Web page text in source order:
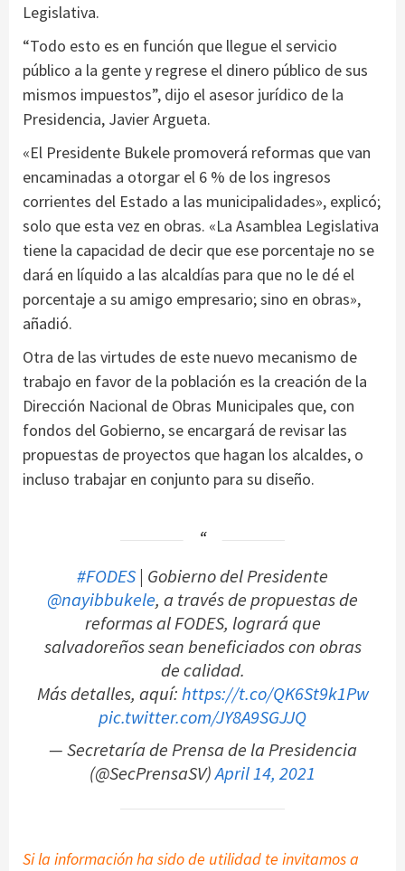
Legislativa.
“Todo esto es en función que llegue el servicio
público a la gente y regrese el dinero público de sus
mismos impuestos”, dijo el asesor jurídico de la
Presidencia, Javier Argueta.
«El Presidente Bukele promoverá reformas que van
encaminadas a otorgar el 6 % de los ingresos
corrientes del Estado a las municipalidades», explicó;
solo que esta vez en obras. «La Asamblea Legislativa
tiene la capacidad de decir que ese porcentaje no se
dará en líquido a las alcaldías para que no le dé el
porcentaje a su amigo empresario; sino en obras»,
añadió.
Otra de las virtudes de este nuevo mecanismo de
trabajo en favor de la población es la creación de la
Dirección Nacional de Obras Municipales que, con
fondos del Gobierno, se encargará de revisar las
propuestas de proyectos que hagan los alcaldes, o
incluso trabajar en conjunto para su diseño.
#FODES | Gobierno del Presidente
@nayibbukele, a través de propuestas de
reformas al FODES, logrará que
salvadoreños sean beneficiados con obras
de calidad.
Más detalles, aquí:https://t.co/QK6St9k1Pw
pic.twitter.com/JY8A9SGJJQ
— Secretaría de Prensa de la Presidencia
(@SecPrensaSV)April 14, 2021
Si la información ha sido de utilidad te invitamos a